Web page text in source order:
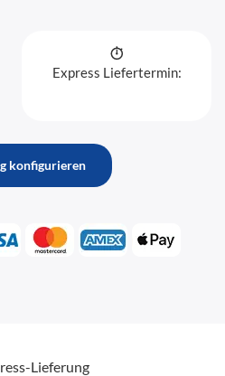
Express Liefertermin:
konfigurieren
Lieferung